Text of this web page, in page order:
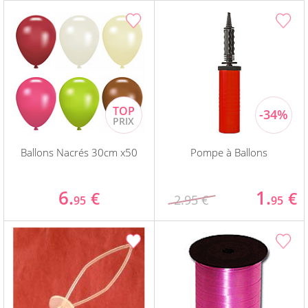
Ballons Nacrés 30cm x50
6.95 €
Pompe à Ballons
2.95 € 1.95 €